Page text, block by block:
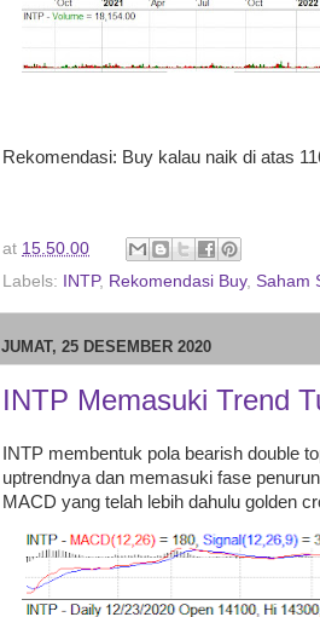
Rekomendasi: Buy kalau naik di atas
at 15.50.00
Labels:
INTP, Rekomendasi Buy, Saham
JUMAT, 25 DESEMBER 2020
INTP Memasuki Trend
INTP membentuk pola bearish double
uptrendnya dan memasuki fase
MACD yang telah lebih dahulu golden